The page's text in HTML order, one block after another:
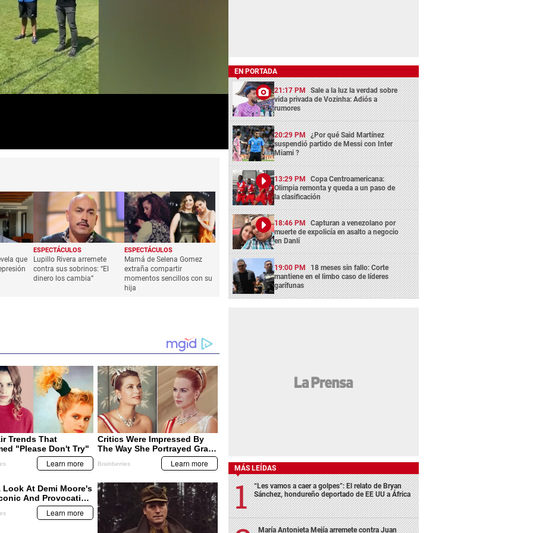
que
ESPECTÁCULOS
Lupillo Rivera arremete
contra sus sobrinos: “El
dinero los cambia”
ESPECTÁCULOS
Mamá de Selena Gomez
extraña compartir
momentos sencillos con su
hija
EN PORTADA
21:17 PM Sale a la luz la verdad sobre
vida privada de Vozinha: Adiós a
rumores
20:29 PM ¿Por qué Said Martínez
suspendió partido de Messi con Inter
Miami ?
13:29 PM Copa Centroamericana:
Olimpia remonta y queda a un paso de
la clasificación
18:46 PM Capturan a venezolano por
muerte de expolicía en asalto a negocio
en Danlí
19:00 PM 18 meses sin fallo: Corte
mantiene en el limbo caso de líderes
garífunas
MÁS LEÍDAS
“Les vamos a caer a golpes”: El relato de Bryan
Sánchez, hondureño deportado de EE UU a África
María Antonieta Mejía arremete contra Juan